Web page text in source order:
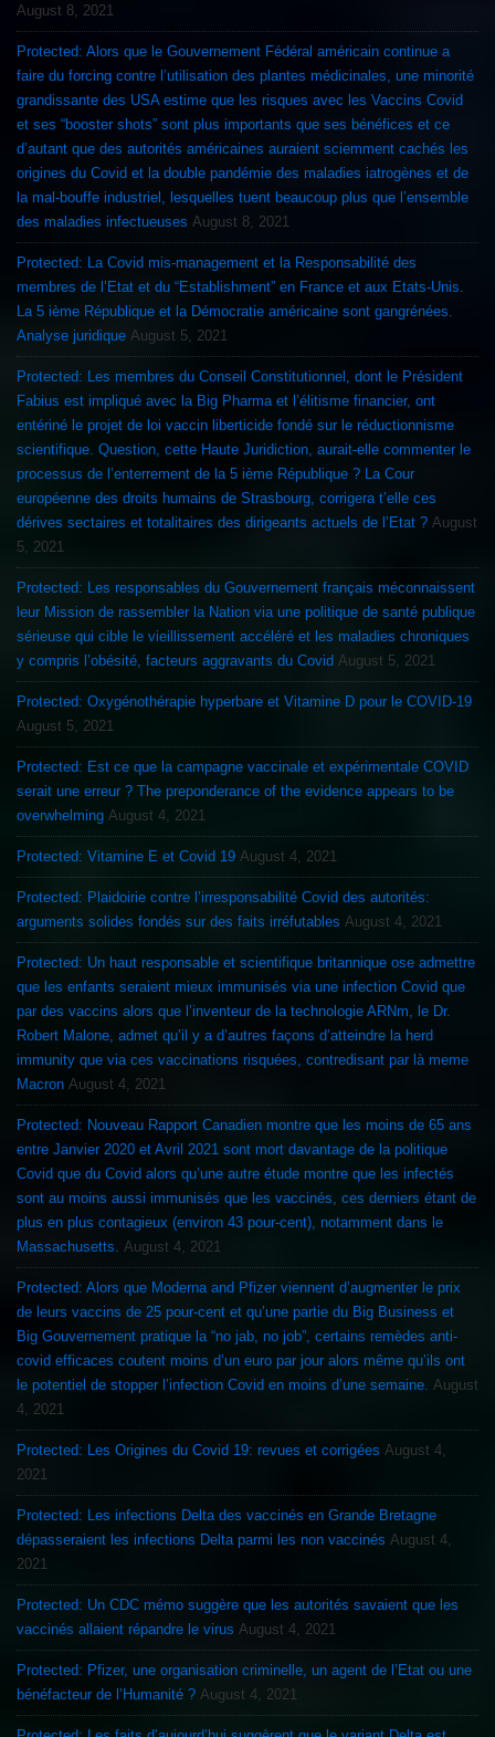
August 8, 2021
Protected: Alors que le Gouvernement Fédéral américain continue a
faire du forcing contre l’utilisation des plantes médicinales, une minorité
grandissante des USA estime que les risques avec les Vaccins Covid
et ses “booster shots” sont plus importants que ses bénéfices et ce
d’autant que des autorités américaines auraient sciemment cachés les
origines du Covid et la double pandémie des maladies iatrogènes et de
la mal-bouffe industriel, lesquelles tuent beaucoup plus que l’ensemble
des maladies infectueuses August 8, 2021
Protected: La Covid mis-management et la Responsabilité des
membres de l’Etat et du “Establishment” en France et aux Etats-Unis.
La 5 ième République et la Démocratie américaine sont gangrénées.
Analyse juridique August 5, 2021
Protected: Les membres du Conseil Constitutionnel, dont le Président
Fabius est impliqué avec la Big Pharma et l’élitisme financier, ont
entériné le projet de loi vaccin liberticide fondé sur le réductionnisme
scientifique. Question, cette Haute Juridiction, aurait-elle commenter le
processus de l’enterrement de la 5 ième République ? La Cour
européenne des droits humains de Strasbourg, corrigera t’elle ces
dérives sectaires et totalitaires des dirigeants actuels de l’Etat ? August
5, 2021
Protected: Les responsables du Gouvernement français méconnaissent
leur Mission de rassembler la Nation via une politique de santé publique
sérieuse qui cible le vieillissement accéléré et les maladies chroniques
y compris l’obésité, facteurs aggravants du Covid August 5, 2021
Protected: Oxygénothérapie hyperbare et Vitamine D pour le COVID-19
August 5, 2021
Protected: Est ce que la campagne vaccinale et expérimentale COVID
serait une erreur ? The preponderance of the evidence appears to be
overwhelming August 4, 2021
Protected: Vitamine E et Covid 19 August 4, 2021
Protected: Plaidoirie contre l’irresponsabilité Covid des autorités:
arguments solides fondés sur des faits irréfutables August 4, 2021
Protected: Un haut responsable et scientifique britannique ose admettre
que les enfants seraient mieux immunisés via une infection Covid que
par des vaccins alors que l’inventeur de la technologie ARNm, le Dr.
Robert Malone, admet qu’il y a d’autres façons d’atteindre la herd
immunity que via ces vaccinations risquées, contredisant par là meme
Macron August 4, 2021
Protected: Nouveau Rapport Canadien montre que les moins de 65 ans
entre Janvier 2020 et Avril 2021 sont mort davantage de la politique
Covid que du Covid alors qu’une autre étude montre que les infectés
sont au moins aussi immunisés que les vaccinés, ces derniers étant de
plus en plus contagieux (environ 43 pour-cent), notamment dans le
Massachusetts.
August 4, 2021
Protected: Alors que Moderna and Pfizer viennent d’augmenter le prix
de leurs vaccins de 25 pour-cent et qu’une partie du Big Business et
Big Gouvernement pratique la “no jab, no job”, certains remèdes anti-
covid efficaces coutent moins d’un euro par jour alors même qu’ils ont
le potentiel de stopper l’infection Covid en moins d’une semaine. August
4, 2021
Protected: Les Origines du Covid 19: revues et corrigées August 4,
2021
Protected: Les infections Delta des vaccinés en Grande Bretagne
dépasseraient les infections Delta parmi les non vaccinés August 4,
2021
Protected: Un CDC mémo suggère que les autorités savaient que les
vaccinés allaient répandre le virus August 4, 2021
Protected: Pfizer, une organisation criminelle, un agent de l’Etat ou une
bénéfacteur de l’Humanité ? August 4, 2021